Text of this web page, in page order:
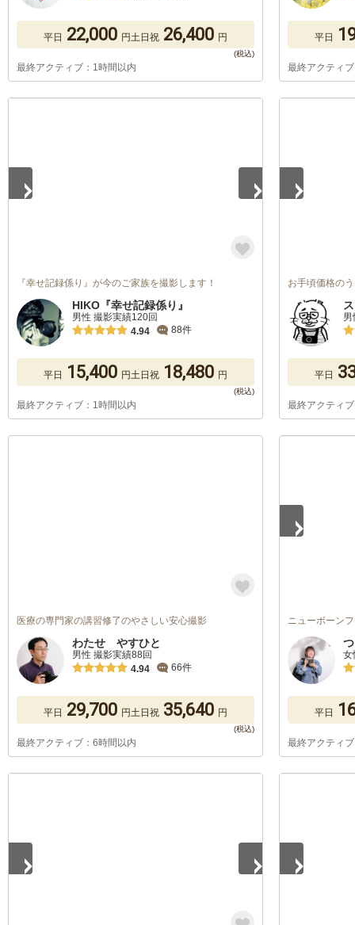
平日 22,000 円土日祝 26,400 円
最終アクティブ：1時間以内
平日
最終アクティ
『幸せ記録係り』が今のご家族を撮影します！
HIKO『幸せ記録係り』
男性 撮影実績120回
4.94
88件
平日 15,400 円土日祝 18,480 円
最終アクティブ：1時間以内
お手頃価格の
平日
最終アクティ
医療の専門家の講習修了のやさしい安心撮影
わたせ やすひと
男性 撮影実績88回
4.94
66件
平日 29,700 円土日祝 35,640 円
最終アクティブ：6時間以内
ニューボーン
女
平日
最終アクティ